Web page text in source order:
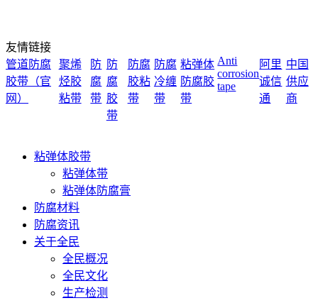
友情链接
管道防腐
胶带（官
网）
聚烯
烃胶
粘带
防
腐
带
防
腐
胶
带
防腐
胶粘
带
防腐
冷缠
带
粘弹体
防腐胶
带
Anti
corrosion
tape
阿里
诚信
通
中国
供应
商
粘弹体胶带
粘弹体带
粘弹体防腐膏
防腐材料
防腐资讯
关于全民
全民概况
全民文化
生产检测